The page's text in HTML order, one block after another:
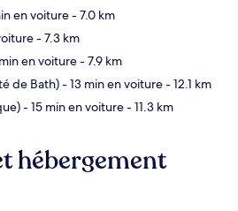
en voiture- 7.0 km
- 7.3 km
en voiture- 7.9 km
de Bath)- 13 min en voiture- 12.1 km
- 15 min en voiture- 11.3 km
hébergement